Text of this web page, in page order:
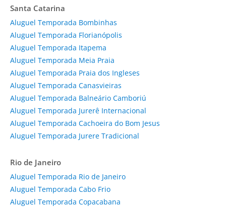
Santa Catarina
Aluguel Temporada Bombinhas
Aluguel Temporada Florianópolis
Aluguel Temporada Itapema
Aluguel Temporada Meia Praia
Aluguel Temporada Praia dos Ingleses
Aluguel Temporada Canasvieiras
Aluguel Temporada Balneário Camboriú
Aluguel Temporada Jurerê Internacional
Aluguel Temporada Cachoeira do Bom Jesus
Aluguel Temporada Jurere Tradicional
Rio de Janeiro
Aluguel Temporada Rio de Janeiro
Aluguel Temporada Cabo Frio
Aluguel Temporada Copacabana